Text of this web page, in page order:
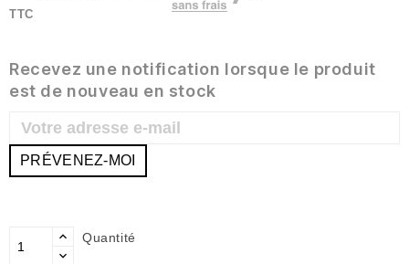
TTC
Recevez une notification lorsque le produit
est de nouveau en stock
PRÉVENEZ-MOI
Quantité